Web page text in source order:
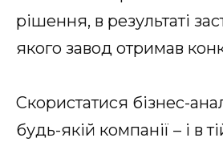
рішення, в результаті
якого завод отримав
Скористатися бізнес-
будь-якій компанії – і в